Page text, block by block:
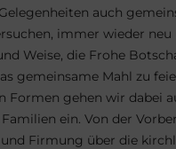
auch
immer wieder neu
Weise, die Frohe
gemeinsame Mahl zu
Formen gehen wir dabei
ein. Von der
Firmung über die